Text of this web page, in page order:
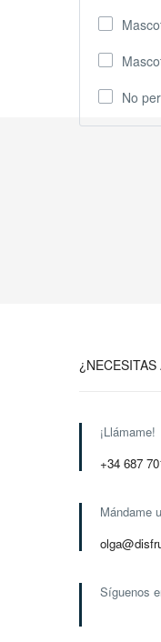
No
¿NECESITAS
¡Llámame!
+34 687
Mándame
Síguenos